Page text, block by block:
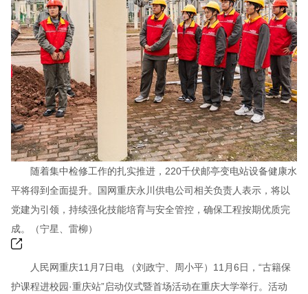
随着集中检修工作的扎实推进，220千伏邮亭变电站设备健康水
平将得到全面提升。国网重庆永川供电公司相关负责人表示，将以
党建为引领，持续强化技能培育与安全管控，确保工程按期优质完
成。（宁星、雷柳）
人民网重庆11月7日电 （刘政宁、周小平）11月6日，“古籍保
护课程进校园·重庆站”启动仪式暨首场活动在重庆大学举行。活动